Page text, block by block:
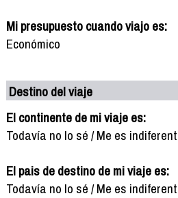
Mi presupuesto cuando viajo es:
Económico
Destino del viaje
El continente de mi viaje es:
Todavía no lo sé / Me es
El pais de destino de mi viaje es:
Todavía no lo sé / Me es